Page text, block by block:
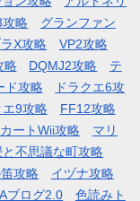
攻略
グランファン
X攻略
VP2攻略
略 DQMJ2攻略
テ
ド攻略
ドラクエ6攻
エ9攻略
FF12攻略
ートWii攻略
マリ
不思議な町攻略
攻略
イヅナ攻略
ブログ2.0 色読みト